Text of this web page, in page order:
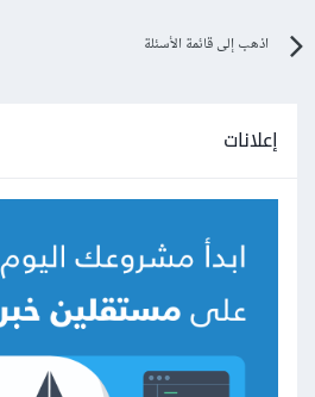
اذهب إلى قائمة الأسئلة
إعلانات